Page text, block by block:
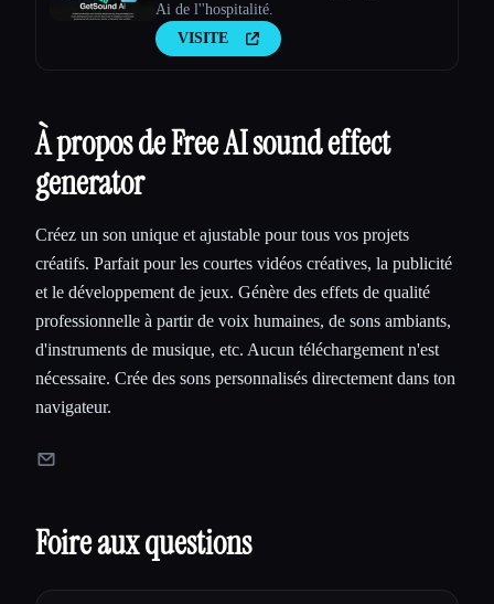
Ai de l''hospitalité.
VISITE
À propos de Free AI sound effect
generator
Créez un son unique et ajustable pour tous vos projets
créatifs. Parfait pour les courtes vidéos créatives, la publicité
et le développement de jeux. Génère des effets de qualité
professionnelle à partir de voix humaines, de sons ambiants,
d'instruments de musique, etc. Aucun téléchargement n'est
nécessaire. Crée des sons personnalisés directement dans ton
navigateur.
Foire aux questions